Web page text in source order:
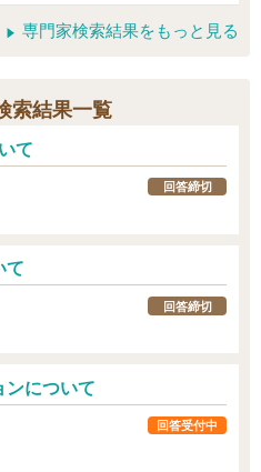
専門家検索結果をもっと見る
索結果一覧
て
回答締切
て
回答締切
ンについて
回答受付中